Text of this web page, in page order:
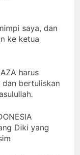
saya, dan
ke ketua
harus
bertuliskan
Diki yang